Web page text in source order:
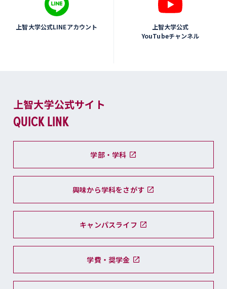
上智大学公式LINEアカウント
上智大学公式
YouTubeチャンネル
上智大学公式サイト
QUICK LINK
学部・学科
興味から学科をさがす
キャンパスライフ
学費・奨学金